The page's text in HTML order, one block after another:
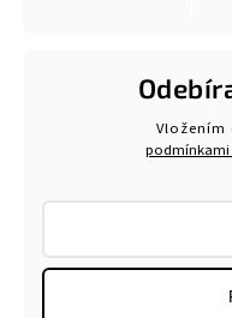
Vložením